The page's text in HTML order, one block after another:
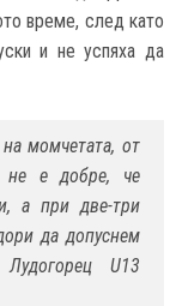
време, след като
и не успяха да
момчетата, от
не е добре, че
а при две-три
да допуснем
U13